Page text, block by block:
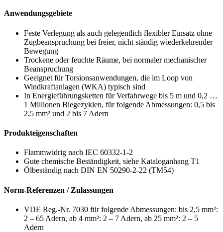
Anwendungsgebiete
Feste Verlegung als auch gelegentlich flexibler Einsatz ohne
Zugbeanspruchung bei freier, nicht ständig wiederkehrender
Bewegung
Trockene oder feuchte Räume, bei normaler mechanischer
Beanspruchung
Geeignet für Torsionsanwendungen, die im Loop von
Windkraftanlagen (WKA) typisch sind
In Energieführungsketten für Verfahrwege bis 5 m und 0,2 …
1 Millionen Biegezyklen, für folgende Abmessungen: 0,5 bis
2,5 mm² und 2 bis 7 Adern
Produkteigenschaften
Flammwidrig nach IEC 60332-1-2
Gute chemische Beständigkeit, siehe Kataloganhang T1
Ölbeständig nach DIN EN 50290-2-22 (TM54)
Norm-Referenzen / Zulassungen
VDE Reg.-Nr. 7030 für folgende Abmessungen: bis 2,5 mm²:
2 – 65 Adern, ab 4 mm²: 2 – 7 Adern, ab 25 mm²: 2 – 5
Adern